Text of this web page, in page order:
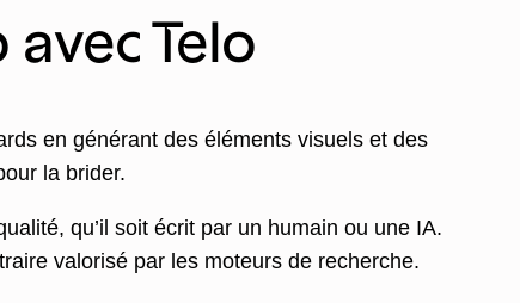
Telo
en générant des éléments visuels et des
la brider.
qu’il soit écrit par un humain ou une IA.
valorisé par les moteurs de recherche.